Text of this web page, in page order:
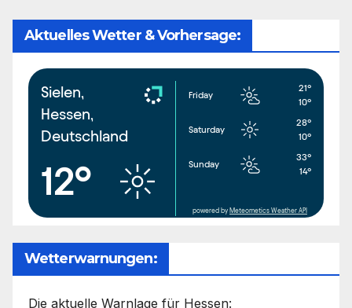
Aktuelles Wetter & Vorhersage:
Sielen,
Hessen,
Deutschland
12°
Friday
21°
10°
Saturday
28°
10°
Sunday
33°
14°
powered by Meteometics Weather API
Wetterwarnungen:
Die aktuelle Warnlage für Hessen: